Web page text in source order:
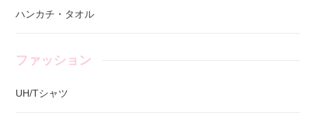
ハンカチ・タオル
ファッション
UH/Tシャツ